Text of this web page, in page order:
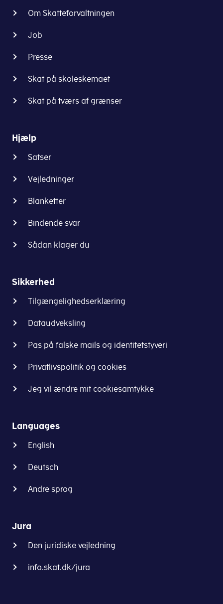
Om Skatteforvaltningen
Job
Presse
Skat på skoleskemaet
Skat på tværs af grænser
Hjælp
Satser
Vejledninger
Blanketter
Bindende svar
Sådan klager du
Sikkerhed
Tilgængelighedserklæring
Dataudveksling
Pas på falske mails og identitetstyveri
Privatlivspolitik og cookies
Jeg vil ændre mit cookiesamtykke
Languages
English
Deutsch
Andre sprog
Jura
Den juridiske vejledning
info.skat.dk/jura